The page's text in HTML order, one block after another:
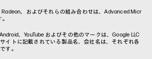
、およびそれらの組み合わせは、Advanced Micr
、YouTube およびその他のマークは、Google LLC
イトに記載されている製品名、会社名は、それぞれ各
す。